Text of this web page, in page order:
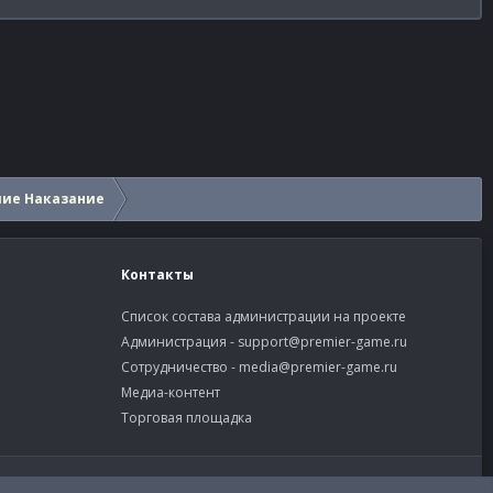
Наказание
Контакты
Список состава администрации на проекте
Администрация - support@premier-game.ru
Сотрудничество - media@premier-game.ru
Медиа-контент
Торговая площадка